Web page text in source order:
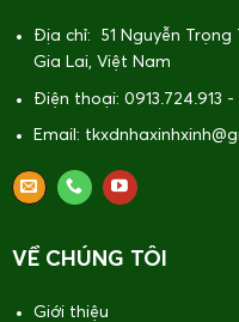
Địa chỉ: 51 Nguyễn
Gia Lai, Việt Nam
Điện thoại: 0913.724.913
Email:
VỀ CHÚNG TÔI
Giới thiệu